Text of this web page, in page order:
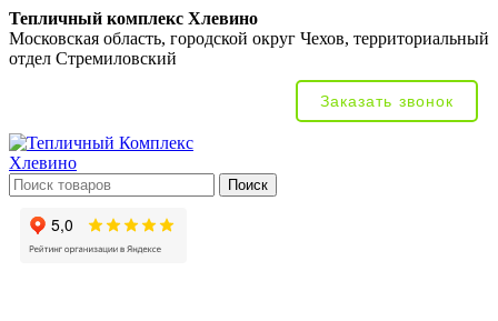
Тепличный комплекс Хлевино
Московская область, городской округ Чехов, территориальный
отдел Стремиловский
Заказать звонок
Поиск